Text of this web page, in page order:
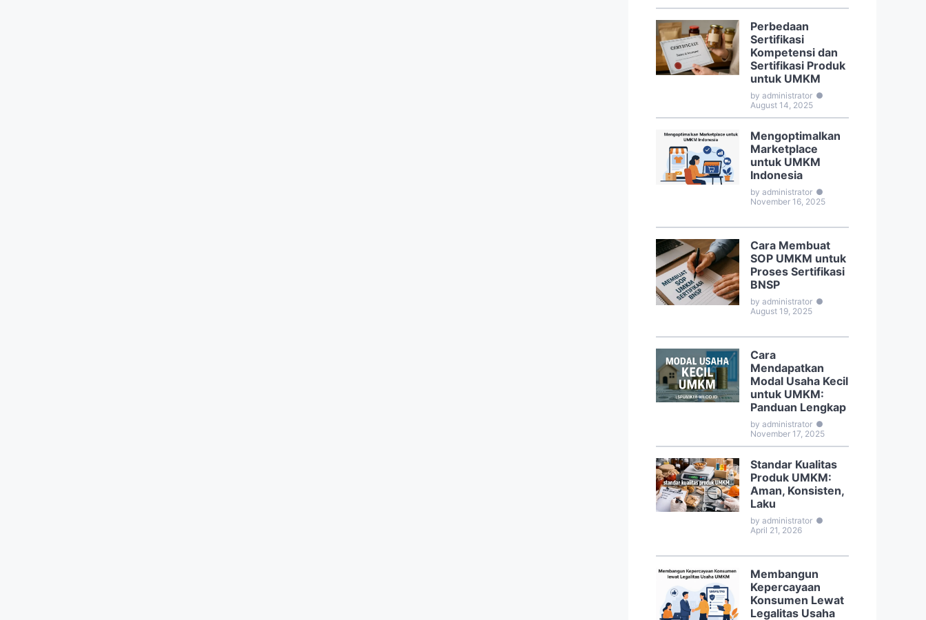
Perbedaan
Sertifikasi
Kompetensi dan
Sertifikasi Produk
untuk UMKM
by administrator ●
August 14, 2025
Mengoptimalkan
Marketplace
untuk UMKM
Indonesia
by administrator ●
November 16, 2025
Cara Membuat
SOP UMKM untuk
Proses Sertifikasi
BNSP
by administrator ●
August 19, 2025
Cara
Mendapatkan
Modal Usaha Kecil
untuk UMKM:
Panduan Lengkap
by administrator ●
November 17, 2025
Standar Kualitas
Produk UMKM:
Aman, Konsisten,
Laku
by administrator ●
April 21, 2026
Membangun
Kepercayaan
Konsumen Lewat
Legalitas Usaha